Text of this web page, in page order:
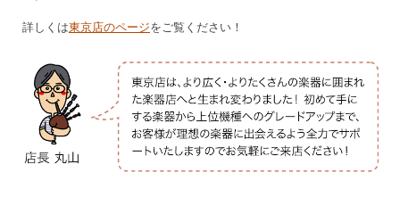
詳しくは東京店のページをご覧ください！